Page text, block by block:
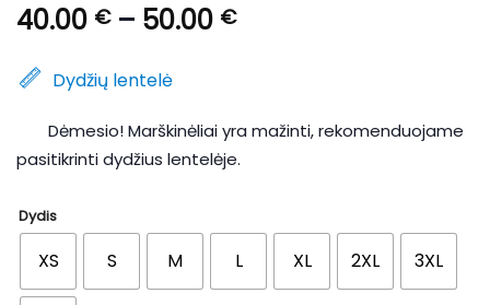
40.00 € – 50.00 €Price
50.00 €
Dydžių lentelė
Dėmesio! Marškinėliai yra mažinti, rekomenduojame
pasitikrinti dydžius lentelėje.
Dydis
XS S M L XL 2XL 3XL